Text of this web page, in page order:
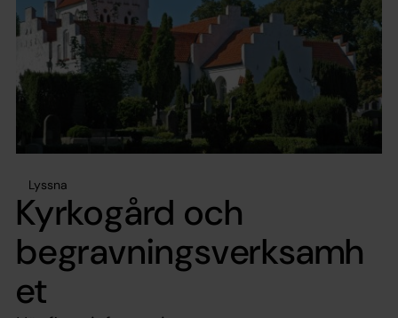
Lyssna
Kyrkogård och
begravningsverksamh
et